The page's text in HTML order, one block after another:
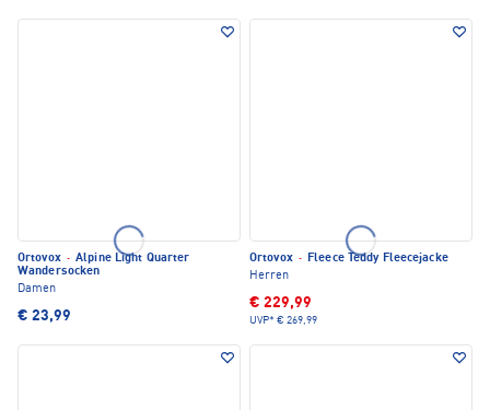
Ortovox · Alpine Light Quarter
Wandersocken
Damen
€ 23,99
Ortovox · Fleece Teddy Fleecejacke
Herren
€ 229,99
UVP* € 269,99